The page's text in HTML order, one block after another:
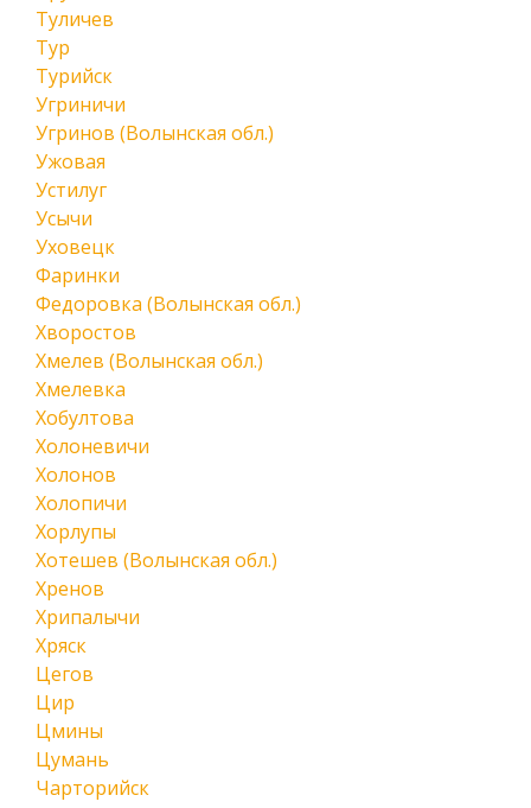
Туличев
Тур
Турийск
Угриничи
Угринов (Волынская обл.)
Ужовая
Устилуг
Усычи
Уховецк
Фаринки
Федоровка (Волынская обл.)
Хворостов
Хмелев (Волынская обл.)
Хмелевка
Хобултова
Холоневичи
Холонов
Холопичи
Хорлупы
Хотешев (Волынская обл.)
Хренов
Хрипалычи
Хряск
Цегов
Цир
Цмины
Цумань
Чарторийск